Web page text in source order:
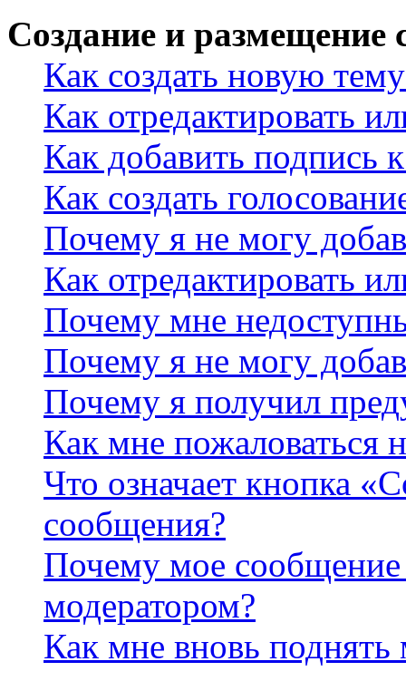
Создание и размещение
Как создать новую
Как отредактировать
Как добавить подпись
Как создать
Почему я не могу
Как отредактировать
Почему мне
Почему я не могу
Почему я получил
Как мне пожаловаться
Что означает кнопка
сообщения?
Почему мое сообщение
модератором?
Как мне вновь